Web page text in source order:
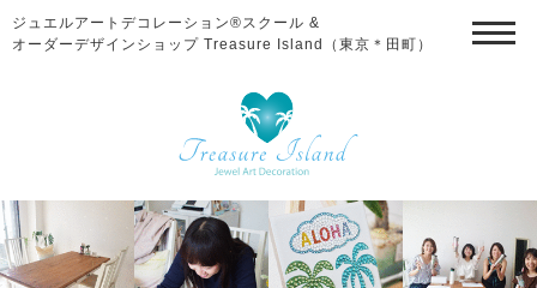
ジュエルアートデコレーション®スクール &
オーダーデザインショップ Treasure Island（東京＊田町）